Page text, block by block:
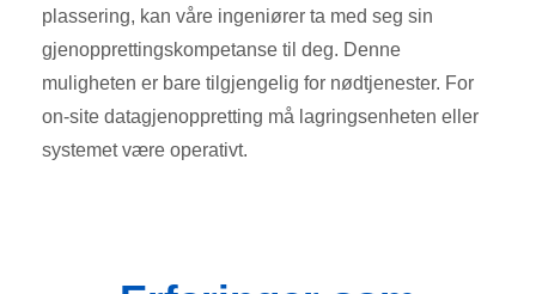
plassering, kan våre ingeniører ta med seg sin
gjenopprettingskompetanse til deg. Denne
muligheten er bare tilgjengelig for nødtjenester. For
on-site datagjenoppretting må lagringsenheten eller
systemet være operativt.